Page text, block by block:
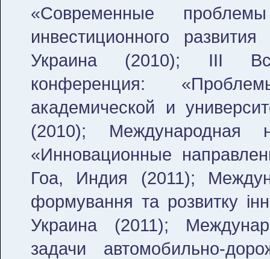
«Современные
инвестиционного
Украина (2010); III
конференция:
академической и
(2010); Международная
«Инновационные
Гоа, Индия (2011);
формування та розвитку
Украина (2011);
задачи автомобильно-